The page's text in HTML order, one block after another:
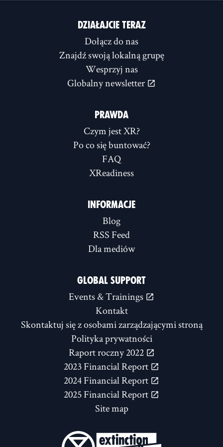
DZIAŁAJCIE TERAZ
Dołącz do nas
Znajdź swoją lokalną grupę
Wesprzyj nas
Globalny newsletter
PRAWDA
Czym jest XR?
Po co się buntować?
FAQ
XReadiness
INFORMACJE
Blog
RSS Feed
Dla mediów
GLOBAL SUPPORT
Events & Trainings
Kontakt
Skontaktuj się z osobami zarządzającymi stroną
Polityka prywatności
Raport roczny 2022
2023 Financial Report
2024 Financial Report
2025 Financial Report
Site map